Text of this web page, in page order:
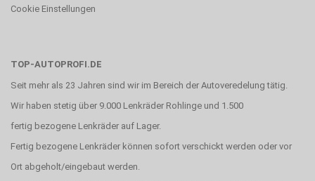
Cookie Einstellungen
TOP-AUTOPROFI.DE
Seit mehr als 23 Jahren sind wir im Bereich der Autoveredelung tätig.
Wir haben stetig über 9.000 Lenkräder Rohlinge und 1.500
fertig bezogene Lenkräder auf Lager.
Fertig bezogene Lenkräder können sofort verschickt werden oder vor
Ort abgeholt/eingebaut werden.